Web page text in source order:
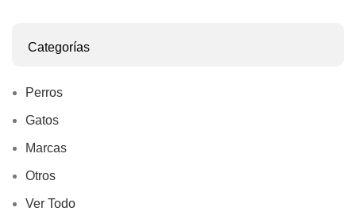
Categorías
Perros
Gatos
Marcas
Otros
Ver Todo